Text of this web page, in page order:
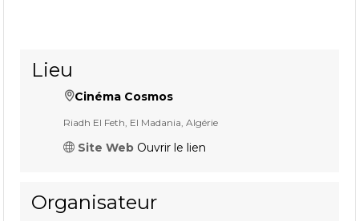
Lieu
Cinéma Cosmos
Riadh El Feth, El Madania, Algérie
Site Web Ouvrir le lien
Organisateur